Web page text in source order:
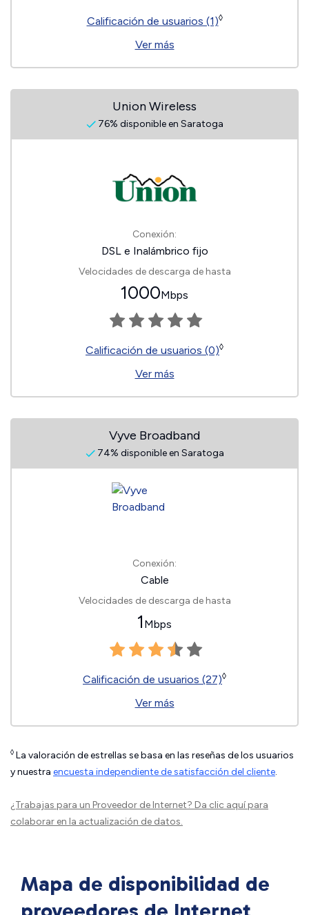
Calificación de usuarios (1)◊
Ver más
Union Wireless
76% disponible en Saratoga
Conexión:
DSL e Inalámbrico fijo
Velocidades de descarga de hasta
1000Mbps
Calificación de usuarios (0)◊
Ver más
Vyve Broadband
74% disponible en Saratoga
Conexión:
Cable
Velocidades de descarga de hasta
1 Mbps
Calificación de usuarios (27)◊
Ver más
◊ La valoración de estrellas se basa en las reseñas de los usuarios
y nuestra encuesta independiente de satisfacción del cliente.
¿Trabajas para un Proveedor de Internet? Da clic aquípara
colaborar en la actualización de datos.
Mapa de disponibilidad de